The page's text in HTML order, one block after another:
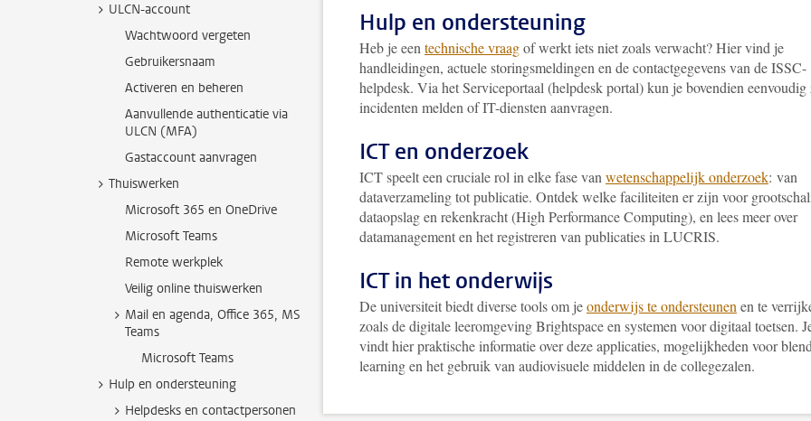
ULCN-account
Wachtwoord vergeten
Gebruikersnaam
Activeren en beheren
Aanvullende authenticatie via
ULCN (MFA)
Gastaccount aanvragen
Thuiswerken
Microsoft 365 en OneDrive
Microsoft Teams
Remote werkplek
Veilig online thuiswerken
Mail en agenda, Office 365, MS
Teams
Microsoft Teams
Hulp en ondersteuning
Helpdesks en contactpersonen
Hulp en ondersteuning
Heb je een technische vraagof werkt iets niet zoals verwacht? Hier vind je
handleidingen, actuele storingsmeldingen en de contactgegevens van de ISSC-
helpdesk. Via het Serviceportaal (helpdesk portal) kun je bovendien eenvoudig
incidenten melden of IT-diensten aanvragen.
ICT en onderzoek
ICT speelt een cruciale rol in elke fase van wetenschappelijk onderzoek: van
dataverzameling tot publicatie. Ontdek welke faciliteiten er zijn voor
dataopslag en rekenkracht (High Performance Computing), en lees meer over
datamanagement en het registreren van publicaties in LUCRIS.
ICT in het onderwijs
De universiteit biedt diverse tools om jeonderwijs te ondersteunen en te
zoals de digitale leeromgeving Brightspace en systemen voor digitaal toetsen.
vindt hier praktische informatie over deze applicaties, mogelijkheden voor
learning en het gebruik van audiovisuele middelen in de collegezalen.